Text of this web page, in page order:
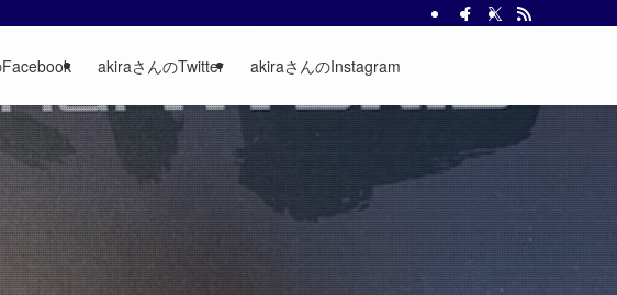
akiraさんのTwitter akiraさんのInstagram